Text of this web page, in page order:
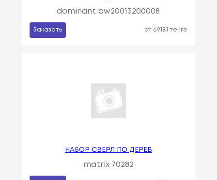
dominant bw20013200008
Заказать от 69181 тенге
НАБОР СВЕРЛ ПО ДЕРЕВ
matrix 70282